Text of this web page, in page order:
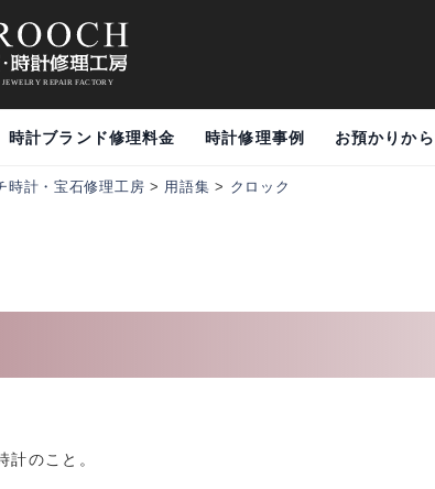
時計ブランド修理料金 時計修理事例 お預かりか
時計・宝石修理工房 > 用語集 > クロック
計のこと。